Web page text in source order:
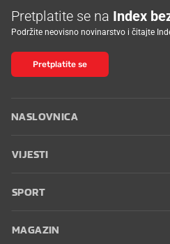
Pretplatite se na Index
Podržite neovisno novinarstvo i čitajte
Pretplatite se
NASLOVNICA
VIJESTI
SPORT
MAGAZIN